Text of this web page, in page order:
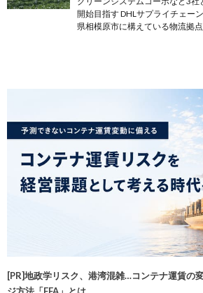
開始目指す DHLサプライチェー
県相模原市に構えている物流拠
[PR]地政学リスク、港湾混雑…コンテナ運賃の